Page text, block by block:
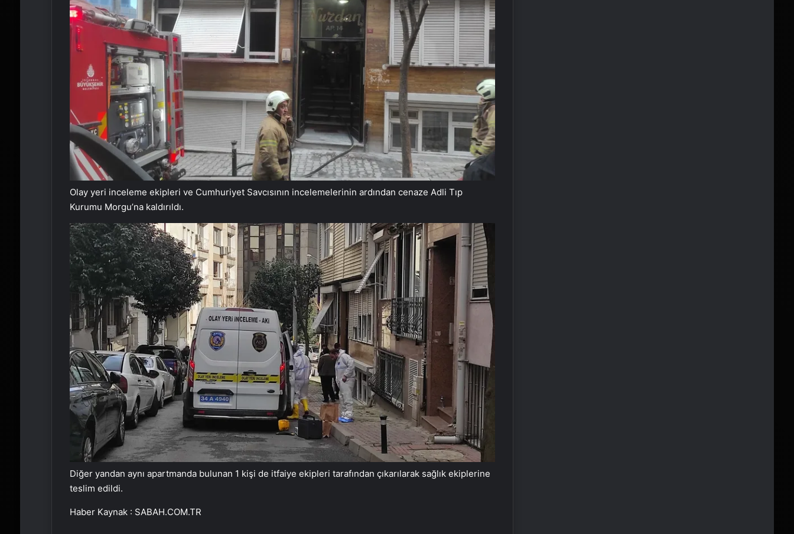
Olay yeri inceleme ekipleri ve Cumhuriyet Savcısının incelemelerinin ardından cenaze Adli Tıp
Kurumu Morgu’na kaldırıldı.
Diğer yandan aynı apartmanda bulunan 1 kişi de itfaiye ekipleri tarafından çıkarılarak sağlık ekiplerine
teslim edildi.
Haber Kaynak : SABAH.COM.TR